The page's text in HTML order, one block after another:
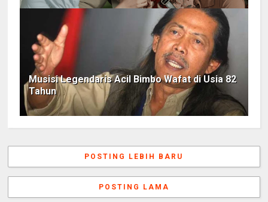
Musisi Legendaris Acil Bimbo Wafat di Usia 82
Tahun
POSTING LEBIH BARU
POSTING LAMA